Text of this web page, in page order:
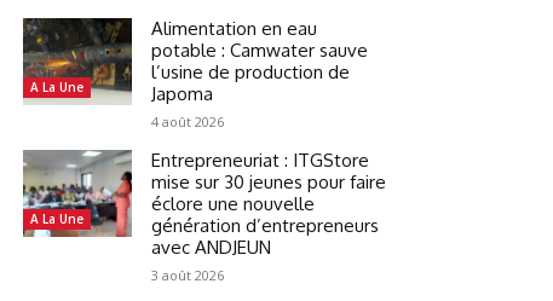
A La Une
Alimentation en eau
potable : Camwater sauve
l’usine de production de
Japoma
4 août 2026
A La Une
Entrepreneuriat : ITGStore
mise sur 30 jeunes pour faire
éclore une nouvelle
génération d’entrepreneurs
avec ANDJEUN
3 août 2026